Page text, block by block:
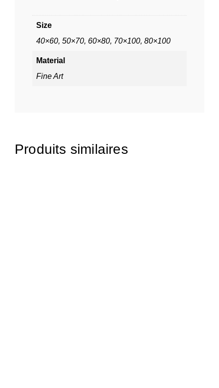
Size
40×60, 50×70, 60×80, 70×100, 80×100
Material
Fine Art
Produits similaires